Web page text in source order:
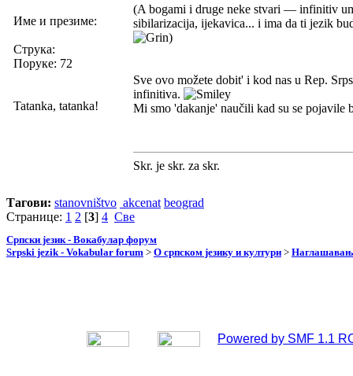
Име и презиме:
Струка:
Поруке: 72
Tatanka, tatanka!
(A bogami i druge neke stvari — infinitiv
sibilarizacija, ijekavica... i ima da ti jezik
)
Sve ovo možete dobit' i kod nas u Rep.
infinitiva.
Mi smo 'dakanje' naučili kad su se pojavile
Skr. je skr. za skr.
Тагови: stanovništvo akcenat beograd
Странице: 1 2 [3] 4 Све
Српски језик - Вокабулар форум
Srpski jezik - Vokabular forum > О српском језику и култури >
Powered by SMF 1.1